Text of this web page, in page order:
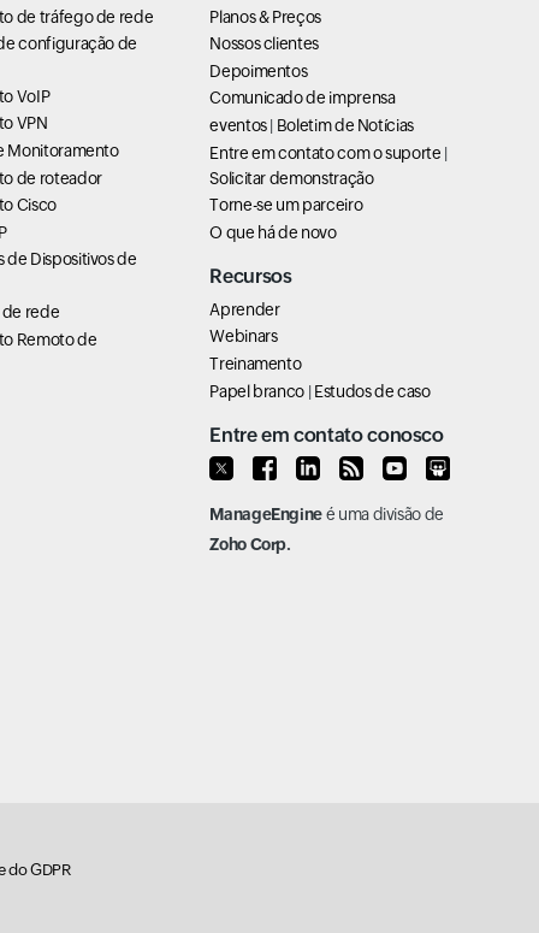
de tráfego de rede
configuração de
VoIP
VPN
Monitoramento
de roteador
Cisco
de Dispositivos de
rede
Remoto de
Planos & Preços
Nossos clientes
Depoimentos
Comunicado de imprensa
eventos| Boletim de Notícias
Entre em contato com o suporte |
Solicitar demonstração
Torne-se um parceiro
O que há de novo
Recursos
Aprender
Webinars
Treinamento
Papel branco |Estudos de caso
Entre em contato conosco
ManageEngineé uma divisão de
Zoho Corp.
do GDPR